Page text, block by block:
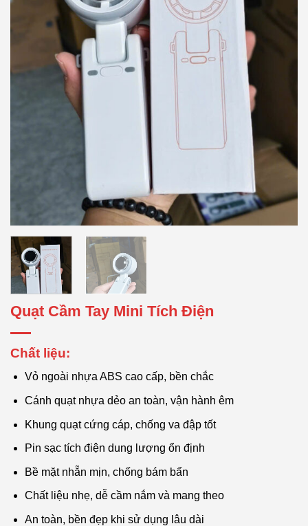
Quạt Cầm Tay Mini Tích Điện
Chất liệu:
Vỏ ngoài nhựa ABS cao cấp, bền chắc
Cánh quạt nhựa dẻo an toàn, vận hành êm
Khung quạt cứng cáp, chống va đập tốt
Pin sạc tích điện dung lượng ổn định
Bề mặt nhẵn mịn, chống bám bẩn
Chất liệu nhẹ, dễ cầm nắm và mang theo
An toàn, bền đẹp khi sử dụng lâu dài